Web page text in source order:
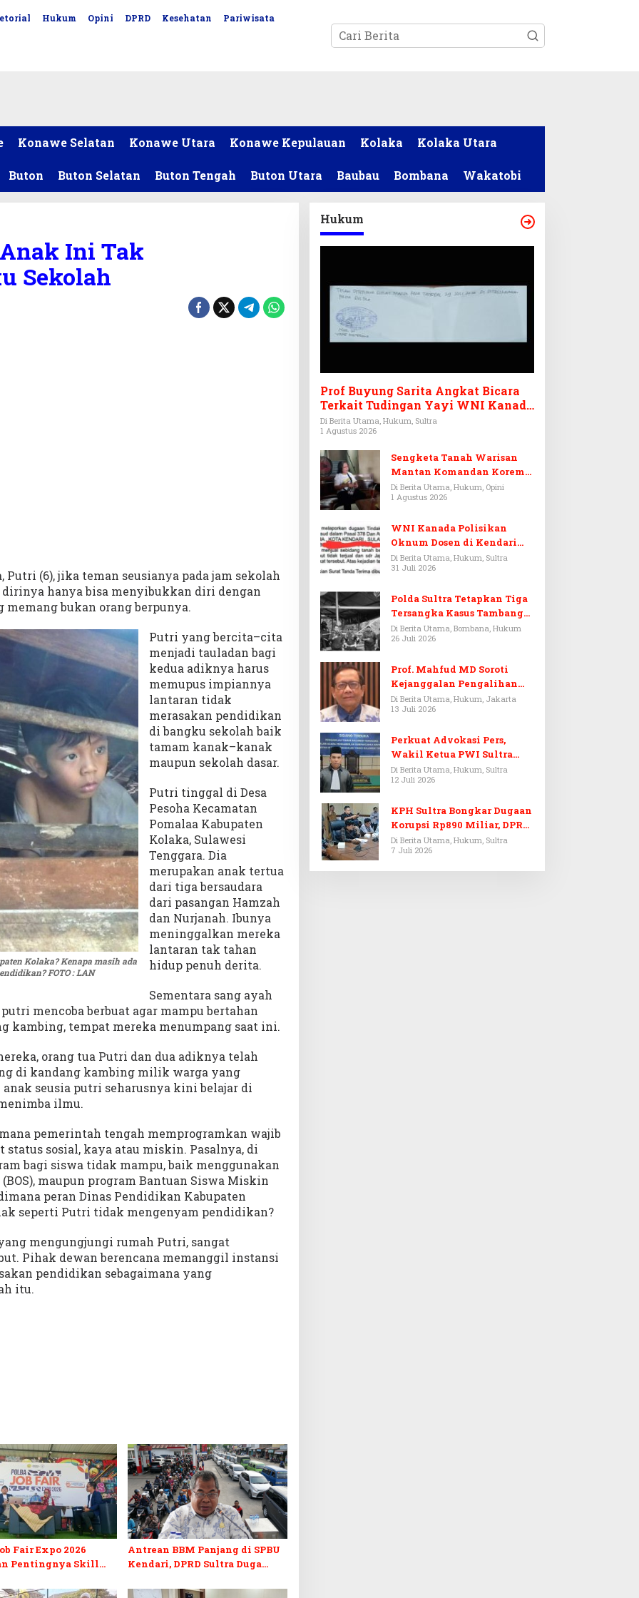
Hukum Opini DPRD Kesehatan Pariwisata
Konawe Selatan Konawe Utara Konawe Kepulauan Kolaka Kolaka Utara
Buton Buton Selatan Buton Tengah Buton Utara Baubau Bombana Wakatobi
Ini Tak
Sekolah
Putri (6), jika teman seusianya pada jam sekolah
hanya bisa menyibukkan diri dengan
bukan orang berpunya.
Kolaka? Kenapa masih ada
FOTO : LAN
Putri yang bercita–cita
menjadi tauladan bagi
kedua adiknya harus
memupus impiannya
lantaran tidak
merasakan pendidikan
di bangku sekolah baik
tamam kanak–kanak
maupun sekolah dasar.
Putri tinggal di Desa
Pesoha Kecamatan
Pomalaa Kabupaten
Kolaka, Sulawesi
Tenggara. Dia
merupakan anak tertua
dari tiga bersaudara
dari pasangan Hamzah
dan Nurjanah. Ibunya
meninggalkan mereka
lantaran tak tahan
hidup penuh derita.
Sementara sang ayah
mencoba berbuat agar mampu bertahan
kambing, tempat mereka menumpang saat ini.
orang tua Putri dan dua adiknya telah
di kandang kambing milik warga yang
anak seusia putri seharusnya kini belajar di
ilmu.
pemerintah tengah memprogramkan wajib
status sosial, kaya atau miskin. Pasalnya, di
bagi siswa tidak mampu, baik menggunakan
maupun program Bantuan Siswa Miskin
peran Dinas Pendidikan Kabupaten
seperti Putri tidak mengenyam pendidikan?
mengungjungi rumah Putri, sangat
Pihak dewan berencana memanggil instansi
pendidikan sebagaimana yang
itu.
Fair Expo 2026
Pentingnya Skill
Antrean BBM Panjang di SPBU
Kendari, DPRD Sultra Duga
Hukum
Prof Buyung Sarita Angkat Bicara
Terkait Tudingan Yayi WNI Kanada
Ditagih Utang Rp3,6 Miliar
Di Berita Utama, Hukum, Sultra
1 Agustus 2026
Sengketa Tanah Warisan
Mantan Komandan Korem
143/HO, Ketika Warisan
Menjadi Arena Pemerasan
Di Berita Utama, Hukum, Opini
1 Agustus 2026
WNI Kanada Polisikan
Oknum Dosen di Kendari
Terkait Aset Puluhan Miliar
Di Berita Utama, Hukum, Sultra
31 Juli 2026
Polda Sultra Tetapkan Tiga
Tersangka Kasus Tambang
Emas Ilegal di Bombana
Di Berita Utama, Bombana, Hukum
26 Juli 2026
Prof. Mahfud MD Soroti
Kejanggalan Pengalihan
Penyelidikan Tersangka
Febrie Adriansyah
Di Berita Utama, Hukum, Jakarta
13 Juli 2026
Perkuat Advokasi Pers,
Wakil Ketua PWI Sultra
Resmi Dilantik Menjadi
Advokat PERADI
Di Berita Utama, Hukum, Sultra
12 Juli 2026
KPH Sultra Bongkar Dugaan
Korupsi Rp890 Miliar, DPRD
Sultra Gelar RDP
Di Berita Utama, Hukum, Sultra
7 Juli 2026